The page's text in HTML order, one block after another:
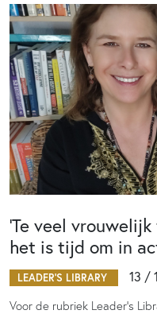
‘Te veel
het is tijd om in
LEADER'S LIBRARY 13 /
Voor de rubriek Leader’s